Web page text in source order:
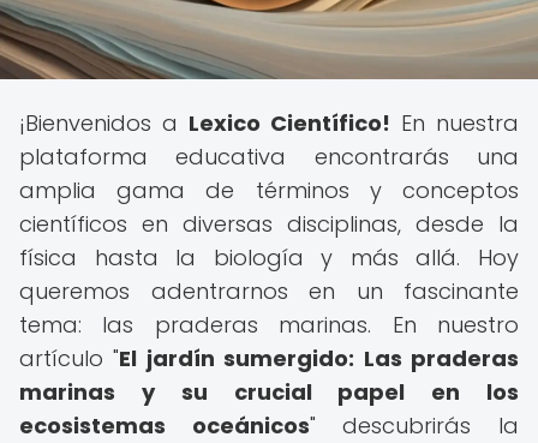
¡Bienvenidos a Lexico Científico! En nuestra
plataforma educativa encontrarás una
amplia gama de términos y conceptos
científicos en diversas disciplinas, desde la
física hasta la biología y más allá. Hoy
queremos adentrarnos en un fascinante
tema: las praderas marinas. En nuestro
artículo "El jardín sumergido: Las praderas
marinas y su crucial papel en los
ecosistemas oceánicos" descubrirás la